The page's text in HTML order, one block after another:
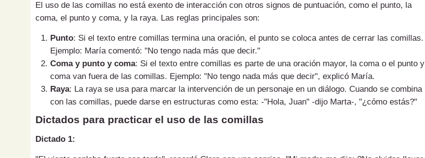
El uso de las comillas no está exento de interacción con otros signos de puntuación, como el punto, la
coma, el punto y coma, y la raya. Las reglas principales son:
Punto: Si el texto entre comillas termina una oración, el punto se coloca antes de cerrar las comillas.
Ejemplo: María comentó: "No tengo nada más que decir."
Coma y punto y coma: Si el texto entre comillas es parte de una oración mayor, la coma o el punto y
coma van fuera de las comillas. Ejemplo: "No tengo nada más que decir", explicó María.
Raya: La raya se usa para marcar la intervención de un personaje en un diálogo. Cuando se combina
con las comillas, puede darse en estructuras como esta: -"Hola, Juan" -dijo Marta-, "¿cómo estás?"
Dictados para practicar el uso de las comillas
Dictado 1: